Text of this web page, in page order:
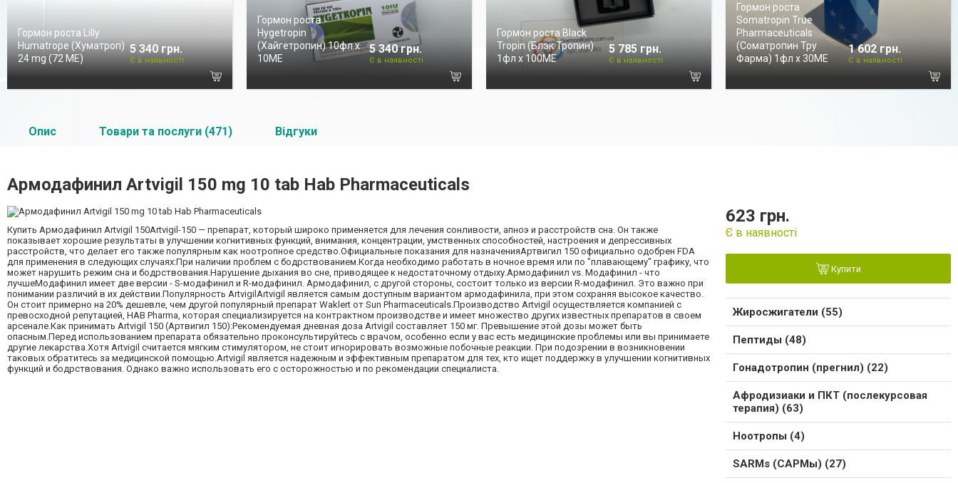
Гормон роста Lilly
Humatrope (Хуматроп)
24 mg (72 МЕ)
5 340 грн.
Є в наявності
Гормон роста
Hygetropin
(Хайгетропин) 10фл х
10ME
5 340 грн.
Є в наявності
Гормон роста Black
Tropin (Блэк Тропин)
1фл х 100ME
5 785 грн.
Є в наявності
Гормон роста
Somatropin True
Pharmaceuticals
(Соматропин Тру
Фарма) 1фл х 30МЕ
1 602 грн.
Є в наявності
Опис Товари та послуги (471) Відгуки
Армодафинил Artvigil 150 mg 10 tab Hab Pharmaceuticals
Купить Армодафинил Artvigil 150Artvigil-150 — препарат, который широко применяется для лечения сонливости, апноэ и расстройств сна. Он также
показывает хорошие результаты в улучшении когнитивных функций, внимания, концентрации, умственных способностей, настроения и депрессивных
расстройств, что делает его также популярным как ноотропное средство.Официальные показания для назначенияАртвигил 150 официально одобрен FDA
для применения в следующих случаях:При наличии проблем с бодрствованием.Когда необходимо работать в ночное время или по "плавающему" графику, что
может нарушить режим сна и бодрствования.Нарушение дыхания во сне, приводящее к недостаточному отдыху.Армодафинил vs. Модафинил - что
лучшеМодафинил имеет две версии - S-модафинил и R-модафинил. Армодафинил, с другой стороны, состоит только из версии R-модафинил. Это важно при
понимании различий в их действии.Популярность ArtvigilArtvigil является самым доступным вариантом армодафинила, при этом сохраняя высокое качество.
Он стоит примерно на 20% дешевле, чем другой популярный препарат Waklert от Sun Pharmaceuticals.Производство Artvigil осуществляется компанией с
превосходной репутацией, HAB Pharma, которая специализируется на контрактном производстве и имеет множество других известных препаратов в своем
арсенале.Как принимать Artvigil 150 (Артвигил 150):Рекомендуемая дневная доза Artvigil составляет 150 мг. Превышение этой дозы может быть
опасным.Перед использованием препарата обязательно проконсультируйтесь с врачом, особенно если у вас есть медицинские проблемы или вы принимаете
другие лекарства.Хотя Artvigil считается мягким стимулятором, не стоит игнорировать возможные побочные реакции. При подозрении в возникновении
таковых обратитесь за медицинской помощью.Artvigil является надежным и эффективным препаратом для тех, кто ищет поддержку в улучшении когнитивных
функций и бодрствования. Однако важно использовать его с осторожностью и по рекомендации специалиста.
623 грн.
Є в наявності
Купити
Жиросжигатели (55)
Пептиды (48)
Гонадотропин (прегнил) (22)
Афродизиаки и ПКТ (послекурсовая
терапия) (63)
Ноотропы (4)
SARMs (САРМы) (27)